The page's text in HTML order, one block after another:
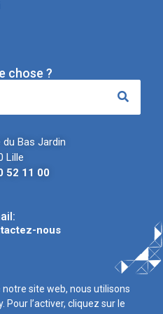
chose ?
du Bas Jardin
Lille
52 11 00
nous
notre site web, nous utilisons
Pour l’activer, cliquez sur le